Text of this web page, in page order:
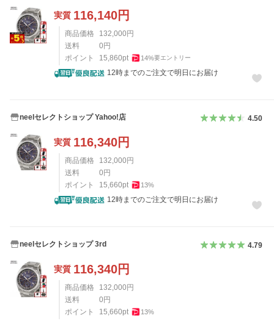
実質 116,140円
商品価格 132,000円
送料
0円
ポイント
15,860pt 14%要エントリー
12時までのご注文で明日にお届け
neelセレクトショップ Yahoo!店 4.50
実質 116,340円
商品価格 132,000円
送料
0円
ポイント
15,660pt 13%
12時までのご注文で明日にお届け
neelセレクトショップ 3rd 4.79
実質 116,340円
商品価格 132,000円
送料
0円
ポイント
15,660pt 13%